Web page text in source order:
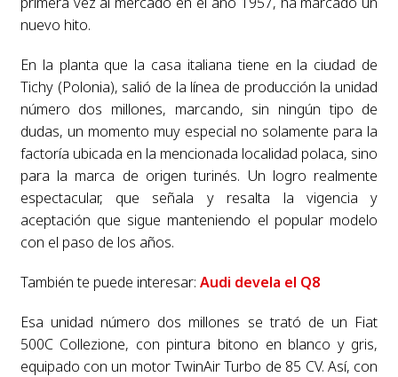
nuevo hito.
En la planta que la casa italiana tiene en la ciudad de
Tichy (Polonia), salió de la línea de producción la unidad
número dos millones, marcando, sin ningún tipo de
dudas, un momento muy especial no solamente para la
factoría ubicada en la mencionada localidad polaca, sino
para la marca de origen turinés. Un logro realmente
espectacular, que señala y resalta la vigencia y
aceptación que sigue manteniendo el popular modelo
con el paso de los años.
También te puede interesar: Audi devela el Q8
Esa unidad número dos millones se trató de un Fiat
500C Collezione, con pintura bitono en blanco y gris,
equipado con un motor TwinAir Turbo de 85 CV. Así, con